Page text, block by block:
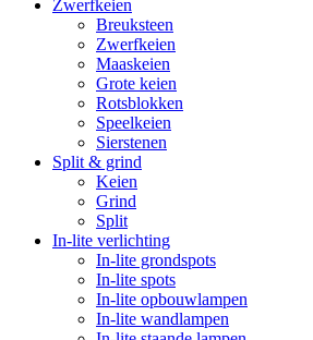
Zwerfkeien
Breuksteen
Zwerfkeien
Maaskeien
Grote keien
Rotsblokken
Speelkeien
Sierstenen
Split & grind
Keien
Grind
Split
In-lite verlichting
In-lite grondspots
In-lite spots
In-lite opbouwlampen
In-lite wandlampen